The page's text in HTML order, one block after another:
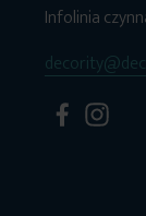
Infolinia